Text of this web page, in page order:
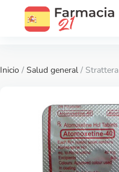
Inicio / Salud general / Strattera